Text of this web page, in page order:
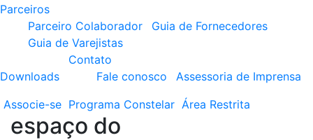
Parceiros
Parceiro Colaborador
Guia de Fornecedores
Guia de Varejistas
Downloads
Contato
Fale conosco
Assessoria de Imprensa
Associe-se Programa Constelar Área Restrita
espaço do